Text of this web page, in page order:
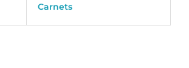
Carnets